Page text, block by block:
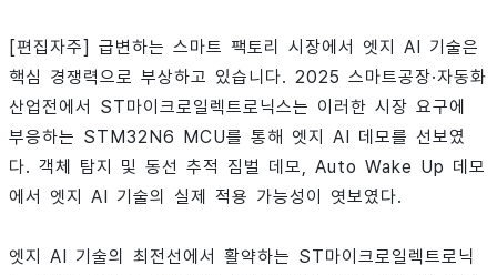
[편집자주] 급변하는 스마트 팩토리 시장에서 엣지 AI 기술은
핵심 경쟁력으로 부상하고 있습니다. 2025 스마트공장·자동화
산업전에서 ST마이크로일렉트로닉스는 이러한 시장 요구에
부응하는 STM32N6 MCU를 통해 엣지 AI 데모를 선보였
다. 객체 탐지 및 동선 추적 짐벌 데모, Auto Wake Up 데모
에서 엣지 AI 기술의 실제 적용 가능성이 엿보였다.
엣지 AI 기술의 최전선에서 활약하는 ST마이크로일렉트로닉